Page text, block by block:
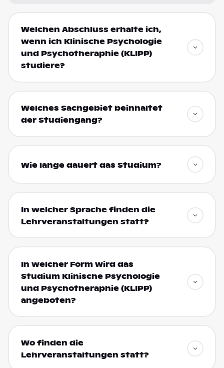
Welchen Abschluss erhalte ich,
wenn ich Klinische Psychologie
und Psychotheraphie (KLIPP)
studiere?
Welches Sachgebiet beinhaltet
der Studiengang?
Wie lange dauert das Studium?
In welcher Sprache finden die
Lehrveranstaltungen statt?
In welcher Form wird das
Studium Klinische Psychologie
und Psychotheraphie (KLIPP)
angeboten?
Wo finden die
Lehrveranstaltungen statt?